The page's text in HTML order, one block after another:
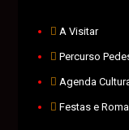
A Visitar
Percurso
Agenda
Festas e